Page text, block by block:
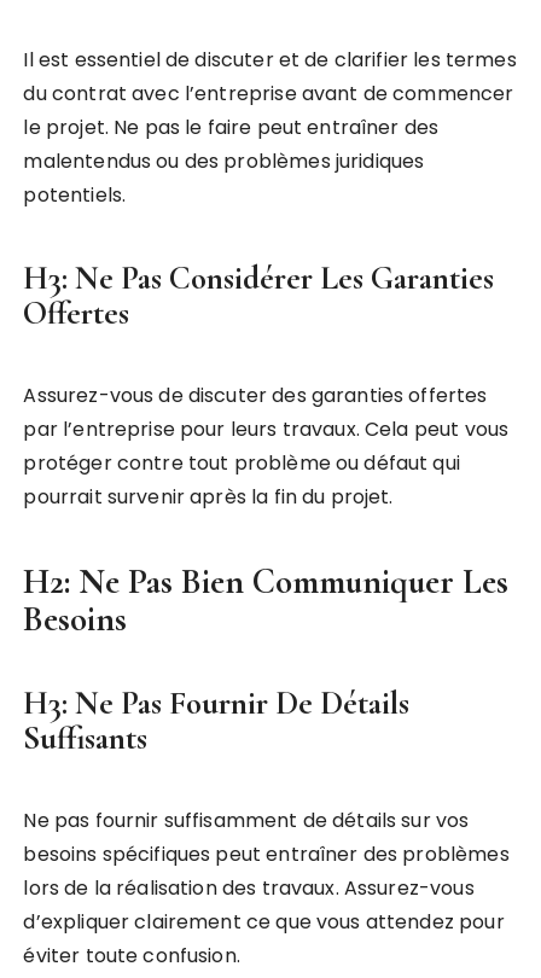
Il est essentiel de discuter et de clarifier les termes
du contrat avec l’entreprise avant de commencer
le projet. Ne pas le faire peut entraîner des
malentendus ou des problèmes juridiques
potentiels.
H3: Ne Pas Considérer Les Garanties
Offertes
Assurez-vous de discuter des garanties offertes
par l’entreprise pour leurs travaux. Cela peut vous
protéger contre tout problème ou défaut qui
pourrait survenir après la fin du projet.
H2: Ne Pas Bien Communiquer Les
Besoins
H3: Ne Pas Fournir De Détails
Suffisants
Ne pas fournir suffisamment de détails sur vos
besoins spécifiques peut entraîner des problèmes
lors de la réalisation des travaux. Assurez-vous
d’expliquer clairement ce que vous attendez pour
éviter toute confusion.